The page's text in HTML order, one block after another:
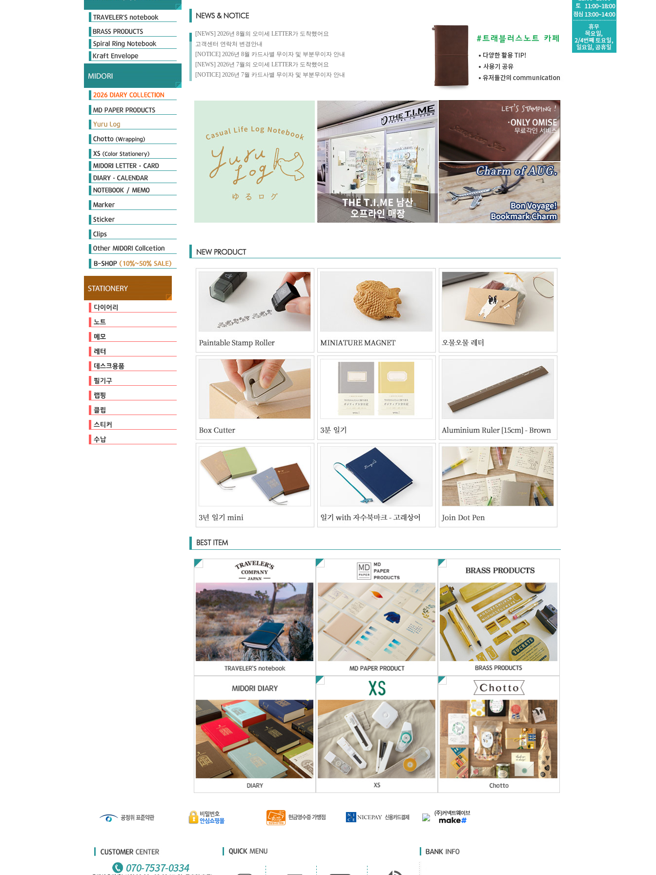
Original & Passport Size
Original Refills
Passport Refills
Customize
2026 Diary
Limited Edition
MD노트 다이어리
포켓다이어리
더블 스케줄 다이어리
플랫 다이어리
Day length Diary
Plus Stand Diary
hibino
Book type Diary
PRD 프로페셔널 다이어리
MIDORI Calendar
TRAVELER'S notebook Diary
MD Notebook
MD Notebook Light
MD Paper Pad
MD Notebook cotton
MD Memo
MD Diary
MD Cover & Bag
MD 필기구
MD Letter
MD Limited
Notebook
Seal
Stamp
Cover
Origami
Petit Gift
PCM Seal
Deco item
THE MEISTER'S Note
Diamond Memo
Color Note & Others
Sticky Notes
Film Marker
Index Marker
Diary Seal
Sticker Marche
Other Seal
E-clips
P-clips
other clips
DIARY MATE
Cutter
Ruler & Template
Magnet
Stamp
Embosser
Zipperbag
Pouch & Pen case
PULP STORAGE
Clear Foder
Mini Cleaner
오지상25thAnniversary
다이어리
캘린더
일기
유선
방안
무지
커버/가방
기타
점착메모지
스프링메모
기타
편지지/편지봉투
카드
가위/커터/스태이플러/펀치
자
마그넷
클리너
스탬프
테이프
펜/펜슬/리필
펜홀더/포켓
페이퍼
비닐포장
엠보서
포장장식
E-clips
P-clips
other clips
다이어리씰
스티커마르쉐
기타
[NEWS] 2026년 8월의 오미세 LETTER가 도착했어요
고객센터 연락처 변경안내
[NOTICE] 2026년 8월 카드사별 무이자 및 부분무이자 안내
[NEWS] 2026년 7월의 오미세 LETTER가 도착했어요
[NOTICE] 2026년 7월 카드사별 무이자 및 부분무이자 안내